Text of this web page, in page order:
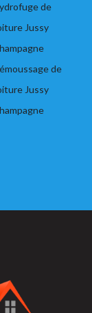
de
Jussy
de
Jussy